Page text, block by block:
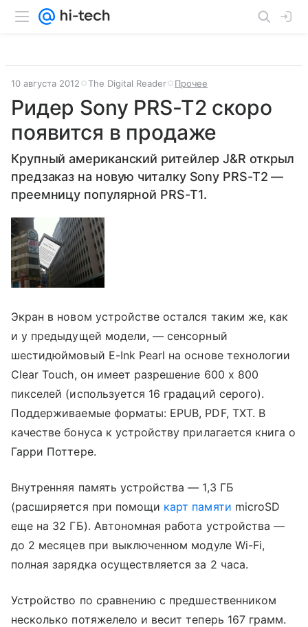
10 августа 2012 The Digital Reader Прочее
Ридер Sony PRS-T2 скоро
появится в продаже
Крупный американский ритейлер J&R открыл
предзаказ на новую читалку Sony PRS-T2 —
преемницу популярной PRS-T1.
Экран в новом устройстве остался таким же, как
и у предыдущей модели, — сенсорный
шестидюймовый E-Ink Pearl на основе технологии
Clear Touch, он имеет разрешение 600 x 800
пикселей (используется 16 градаций серого).
Поддерживаемые форматы: EPUB, PDF, TXT. В
качестве бонуса к устройству прилагается книга о
Гарри Поттере.
Внутренняя память устройства — 1,3 ГБ
(расширяется при помощи карт памяти microSD
еще на 32 ГБ). Автономная работа устройства —
до 2 месяцев при выключенном модуле Wi-Fi,
полная зарядка осуществляется за 2 часа.
Устройство по сравнению с предшественником
несколько потяжелело и весит теперь 167 грамм.